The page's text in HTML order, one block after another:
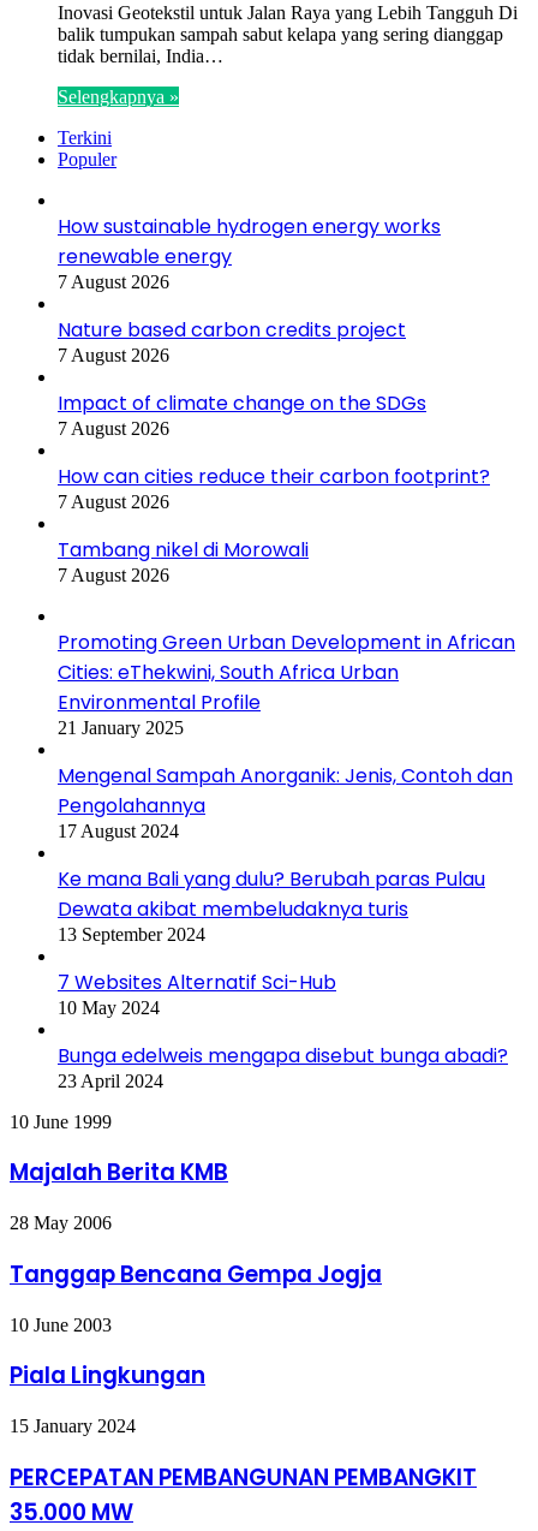
Inovasi Geotekstil untuk Jalan Raya yang Lebih Tangguh Di
balik tumpukan sampah sabut kelapa yang sering dianggap
tidak bernilai, India…
Selengkapnya »
Terkini
Populer
How sustainable hydrogen energy works
renewable energy
7 August 2026
Nature based carbon credits project
7 August 2026
Impact of climate change on the SDGs
7 August 2026
How can cities reduce their carbon footprint?
7 August 2026
Tambang nikel di Morowali
7 August 2026
Promoting Green Urban Development in African
Cities: eThekwini, South Africa Urban
Environmental Profile
21 January 2025
Mengenal Sampah Anorganik: Jenis, Contoh dan
Pengolahannya
17 August 2024
Ke mana Bali yang dulu? Berubah paras Pulau
Dewata akibat membeludaknya turis
13 September 2024
7 Websites Alternatif Sci-Hub
10 May 2024
Bunga edelweis mengapa disebut bunga abadi?
23 April 2024
Majalah
KMB
10 June 1999
Majalah Berita KMB
Tanggap
Gempa
Jogja
28 May 2006
Tanggap Bencana Gempa Jogja
Piala
10 June 2003
Piala Lingkungan
PERCEPATAN
PEMBANGKIT
35.000
MW
15 January 2024
PERCEPATAN PEMBANGUNAN PEMBANGKIT
35.000 MW